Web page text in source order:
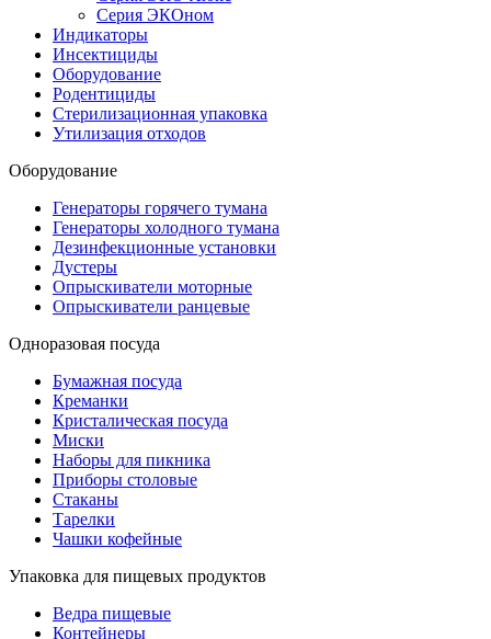
Серия ЭКОном
Индикаторы
Инсектициды
Оборудование
Родентициды
Стерилизационная упаковка
Утилизация отходов
Оборудование
Генераторы горячего тумана
Генераторы холодного тумана
Дезинфекционные установки
Дустеры
Опрыскиватели моторные
Опрыскиватели ранцевые
Одноразовая посуда
Бумажная посуда
Креманки
Кристалическая посуда
Миски
Наборы для пикника
Приборы столовые
Стаканы
Тарелки
Чашки кофейные
Упаковка для пищевых продуктов
Ведра пищевые
Контейнеры